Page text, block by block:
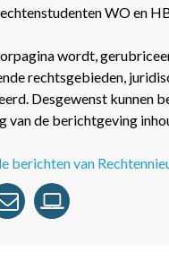
WO en
wordt,
rechtsgebieden,
Desgewenst kunnen
van de berichtgeving
berichten van